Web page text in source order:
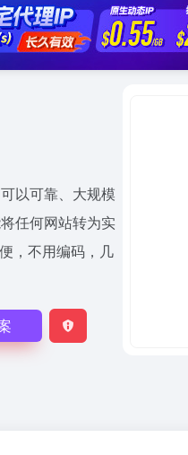
以可靠、大规模
任何网站转为实
，不用编码，几